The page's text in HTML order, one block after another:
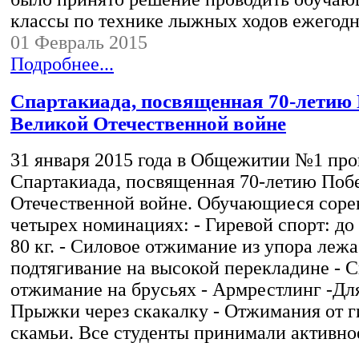
классы по технике лыжных ходов
01 Февраль 2015
Подробнее...
Спартакиада, посвященная 70-
Великой Отечественной войне
31 января 2015 года в Общежитии №1
Спартакиада, посвященная 70-летию
Отечественной войне. Обучающиеся
четырех номинациях: - Гиревой спорт:
80 кг. - Силовое отжимание из упора
подтягивание на высокой перекладине -
отжимание на брусьях - Армрестлинг -
Прыжки через скакалку - Отжимания от
скамьи. Все студенты принимали